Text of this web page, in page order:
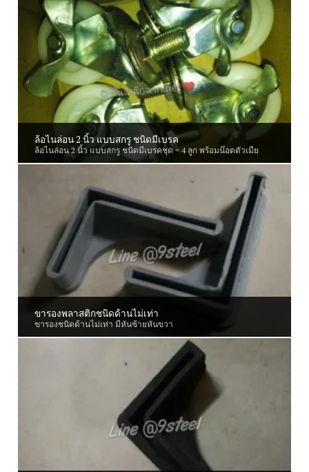
ล้อไนล่อน 2 นิ้ว แบบสกรู ชนิดมีเบรค
ล้อไนล่อน 2 นิ้ว แบบสกรู ชนิดมีเบรคชุด = 4 ลูก พร้อมน๊อตตัวเมีย
ขารองพลาสติกชนิดด้านไม่เท่า
ขารองชนิดด้านไม่เท่า มีหันซ้ายหันขวา